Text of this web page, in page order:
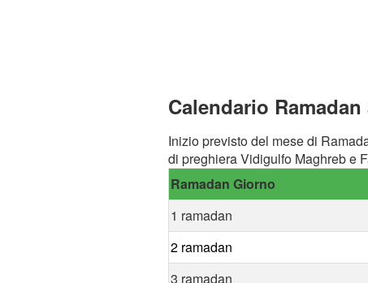
Calendario
Inizio previsto del mese di
di preghiera Vidigulfo Maghreb e
Ramadan Giorno
1 ramadan
2 ramadan
3 ramadan